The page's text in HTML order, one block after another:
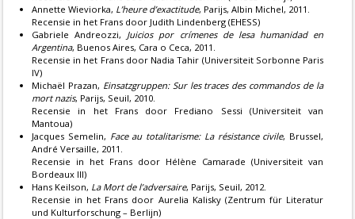
Annette Wieviorka, L’heure d’exactitude, Parijs, Albin Michel, 2011.
Recensie in het Frans door Judith Lindenberg (EHESS)
Gabriele Andreozzi, Juicios por crímenes de lesa humanidad en
Argentina, Buenos Aires, Cara o Ceca, 2011.
Recensie in het Frans door Nadia Tahir (Universiteit Sorbonne Paris
IV)
Michaël Prazan, Einsatzgruppen: Sur les traces des commandos de la
mort nazis, Parijs, Seuil, 2010.
Recensie in het Frans door Frediano Sessi (Universiteit van
Mantoua)
Jacques Semelin, Face au totalitarisme: La résistance civile, Brussel,
André Versaille, 2011.
Recensie in het Frans door Hélène Camarade (Universiteit van
Bordeaux III)
Hans Keilson, La Mort de l’adversaire, Parijs, Seuil, 2012.
Recensie in het Frans door Aurelia Kalisky (Zentrum für Literatur
und Kulturforschung – Berlijn)